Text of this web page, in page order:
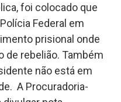
foi colocado que
Federal em
prisional onde
de rebelião. Também
não está em
A Procuradoria-